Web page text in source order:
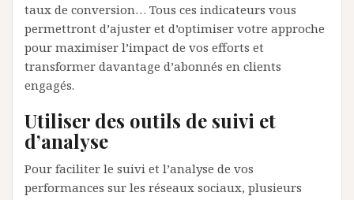
taux de conversion… Tous ces indicateurs vous
permettront d’ajuster et d’optimiser votre approche
pour maximiser l’impact de vos efforts et
transformer davantage d’abonnés en clients
engagés.
Utiliser des outils de suivi et
d’analyse
Pour faciliter le suivi et l’analyse de vos
performances sur les réseaux sociaux, plusieurs